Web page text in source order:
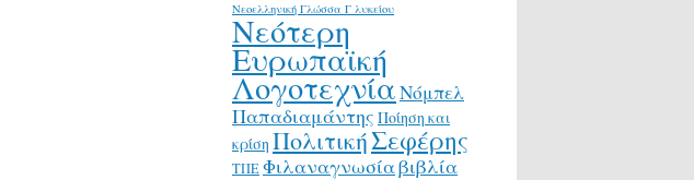
Νεοελληνική Γλώσσα Γ λυκείου
Νεότερη
Ευρωπαϊκή
ΛογοτεχνίαΝόμπελ
Παπαδιαμάντης Ποίηση και
κρίση ΠολιτικήΣεφέρης
ΤΠΕΦιλαναγνωσίαβιβλία